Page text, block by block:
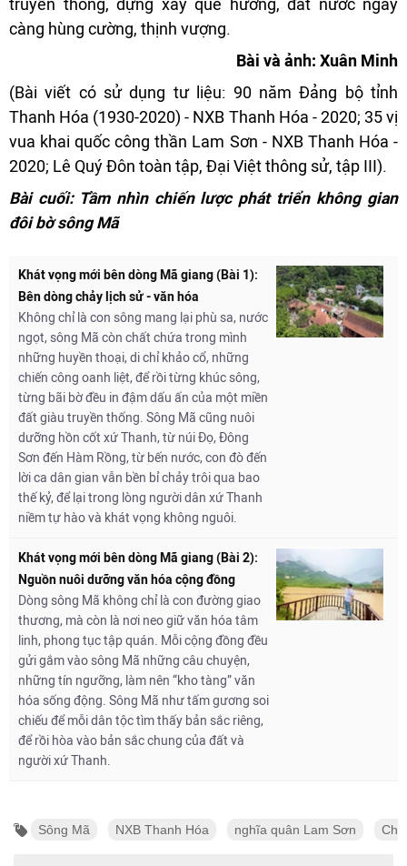
truyền thống, dựng xây quê hương, đất nước ngày
càng hùng cường, thịnh vượng.
Bài và ảnh: Xuân Minh
(Bài viết có sử dụng tư liệu: 90 năm Đảng bộ tỉnh
Thanh Hóa (1930-2020) - NXB Thanh Hóa - 2020; 35 vị
vua khai quốc công thần Lam Sơn - NXB Thanh Hóa -
2020; Lê Quý Đôn toàn tập, Đại Việt thông sử, tập III).
Bài cuối: Tầm nhìn chiến lược phát triển không gian
đôi bờ sông Mã
Khát vọng mới bên dòng Mã giang (Bài 1):
Bên dòng chảy lịch sử - văn hóa
Không chỉ là con sông mang lại phù sa, nước
ngọt, sông Mã còn chất chứa trong mình
những huyền thoại, di chỉ khảo cổ, những
chiến công oanh liệt, để rồi từng khúc sông,
từng bãi bờ đều in đậm dấu ấn của một miền
đất giàu truyền thống. Sông Mã cũng nuôi
dưỡng hồn cốt xứ Thanh, từ núi Đọ, Đông
Sơn đến Hàm Rồng, từ bến nước, con đò đến
lời ca dân gian vẫn bền bỉ chảy trôi qua bao
thế kỷ, để lại trong lòng người dân xứ Thanh
niềm tự hào và khát vọng không nguôi.
Khát vọng mới bên dòng Mã giang (Bài 2):
Nguồn nuôi dưỡng văn hóa cộng đồng
Dòng sông Mã không chỉ là con đường giao
thương, mà còn là nơi neo giữ văn hóa tâm
linh, phong tục tập quán. Mỗi cộng đồng đều
gửi gắm vào sông Mã những câu chuyện,
những tín ngưỡng, làm nên “kho tàng” văn
hóa sống động. Sông Mã như tấm gương soi
chiếu để mỗi dân tộc tìm thấy bản sắc riêng,
để rồi hòa vào bản sắc chung của đất và
người xứ Thanh.
Sông Mã NXB Thanh Hóa nghĩa quân Lam Sơn